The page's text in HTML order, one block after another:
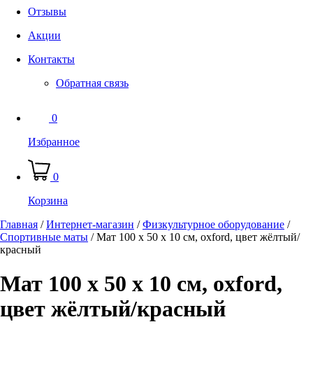
Отзывы
Акции
Контакты
Обратная связь
0
Избранное
0
Корзина
Главная /Интернет-магазин /Физкультурное оборудование /
Спортивные маты /Мат 100 х 50 х 10 см, oxford, цвет жёлтый/
красный
Мат 100 х 50 х 10 см, oxford,
цвет жёлтый/красный